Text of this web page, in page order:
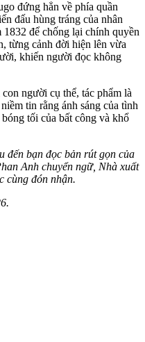
đứng hẳn về phía quần
đấu hùng tráng của nhân
để chống lại chính quyền
từng cảnh đời hiện lên vừa
khiến người đọc không
người cụ thể, tác phẩm là
tin rằng ánh sáng của tình
tối của bất công và khổ
đến bạn đọc bản rút gọn của
Anh chuyển ngữ, Nhà xuất
cùng đón nhận.